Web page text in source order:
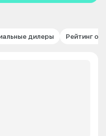
дилеры Рейтинг